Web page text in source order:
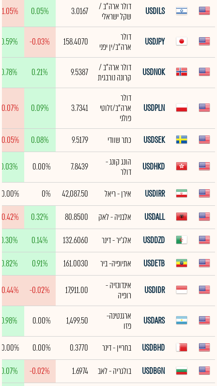
USDILS
דולר ארה"ב /
שקל ישראלי
3.0167
0.05%
-1.05%
USDJPY
דולר
ארה"ב/ין יפני
158.4070
-0.03%
0.59%
USDNOK
דולר ארה"ב /
קרונה נורבגית
9.5387
0.21%
0.78%
USDPLN
דולר
ארה"ב/זלוטי
פולני
3.7341
0.09%
USDSEK כתר שוודי 9.5179
0.08%
USDHKD
הונג קונג -
דולר
7.8439
0.00%
0.03%
USDIRR אירן - ריאל 42,087.50
0%
0.00%
USDALL
אלבניה - לאק 80.8500
0.32%
USDDZD
אלג'יר - דינר 132.6060
0.14%
0.30%
USDETB
אתיופיה- ביר 161.0030
0.91%
0.82%
USDIDR
אינדונזיה -
רופיה
17,911.00
-0.02%
USDARS
ארגנטינה-
פזו
1,499.50
0.00%
0.98%
USDBHD בחריין - דינר 0.3770
0.00%
0.00%
USDBGN
בולגריה - לאב 1.6974
-0.02%
0.07%